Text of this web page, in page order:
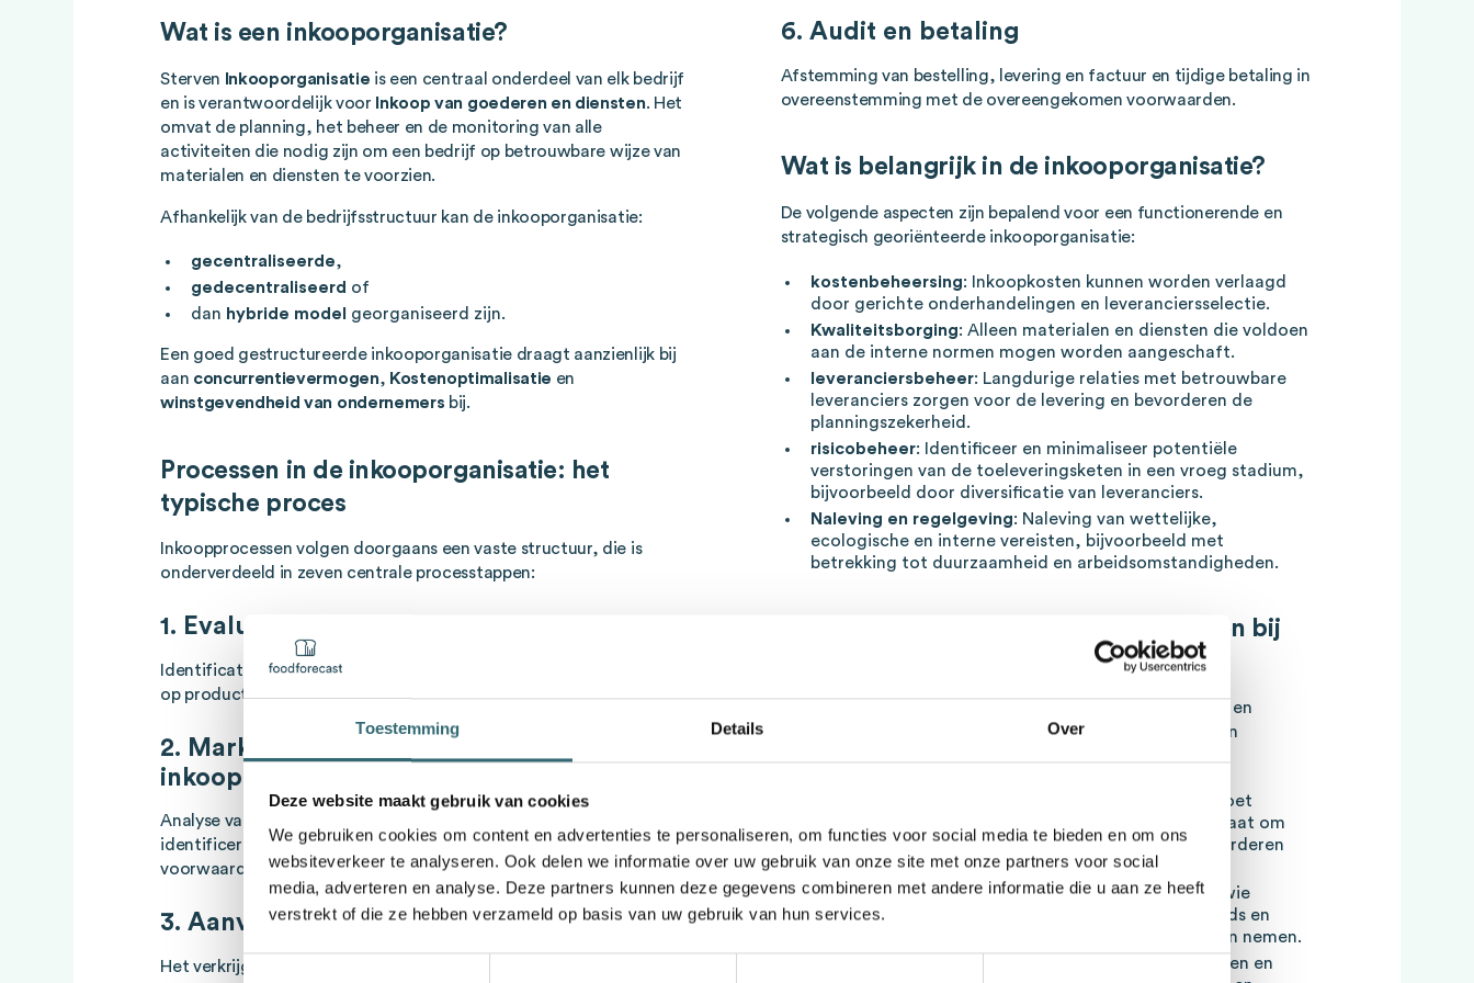
Toestemming Details Over
Deze website maakt gebruik van cookies
We gebruiken cookies om content en advertenties te personaliseren, om functies voor social media te bieden en om ons
websiteverkeer te analyseren. Ook delen we informatie over uw gebruik van onze site met onze partners voor social
media, adverteren en analyse. Deze partners kunnen deze gegevens combineren met andere informatie die u aan ze heeft
verstrekt of die ze hebben verzameld op basis van uw gebruik van hun services.
Toestemmingsselectie
Wat is een inkooporganisatie?
Sterven Inkooporganisatie is een centraal onderdeel van elk bedrijf
en is verantwoordelijk voor Inkoop van goederen en diensten. Het
omvat de planning, het beheer en de monitoring van alle
activiteiten die nodig zijn om een bedrijf op betrouwbare wijze van
materialen en diensten te voorzien.
Afhankelijk van de bedrijfsstructuur kan de inkooporganisatie:
gecentraliseerde,
gedecentraliseerd of
dan hybride model georganiseerd zijn.
Een goed gestructureerde inkooporganisatie draagt aanzienlijk bij
aan concurrentievermogen, Kostenoptimalisatie en
winstgevendheid van ondernemers bij.
Processen in de inkooporganisatie: het
typische proces
Inkoopprocessen volgen doorgaans een vaste structuur, die is
onderverdeeld in zeven centrale processtappen:
1. Evaluatie van de behoeften
Identificatie van materiaal- of servicevereisten — vaak gebaseerd
op productieplannen, inventarissen en marktvoorspellingen.
2. Marktonderzoek op het gebied van
inkoop
Analyse van relevante markten om geschikte leveranciers te
identificeren en prijsniveaus, kwaliteit, betrouwbaarheid en
voorwaarden te evalueren.
3. Aanvraag en aanvraag voor een offerte
Het verkrijgen van aanbiedingen, het onderhandelen over prijzen en
6. Audit en betaling
Afstemming van bestelling, levering en factuur en tijdige betaling in
overeenstemming met de overeengekomen voorwaarden.
Wat is belangrijk in de inkooporganisatie?
De volgende aspecten zijn bepalend voor een functionerende en
strategisch georiënteerde inkooporganisatie:
kostenbeheersing: Inkoopkosten kunnen worden verlaagd
door gerichte onderhandelingen en leveranciersselectie.
Kwaliteitsborging: Alleen materialen en diensten die voldoen
aan de interne normen mogen worden aangeschaft.
leveranciersbeheer: Langdurige relaties met betrouwbare
leveranciers zorgen voor de levering en bevorderen de
planningszekerheid.
risicobeheer: Identificeer en minimaliseer potentiële
verstoringen van de toeleveringsketen in een vroeg stadium,
bijvoorbeeld door diversificatie van leveranciers.
Naleving en regelgeving: Naleving van wettelijke,
ecologische en interne vereisten, bijvoorbeeld met
betrekking tot duurzaamheid en arbeidsomstandigheden.
Succesfactoren: Waar moet je op letten bij
Een moderne inkooporganisatie moet strategisch denken en
operationeel efficiënt handelen. De volgende factoren zijn
: Inkoop moet
bijdragen aan de algemene strategie — of het nu gaat om
het verlagen van kosten, duurzaamheid of het bevorderen
van innovatie.
Marktkennis en analytische vaardigheden: Alleen wie
bekend is met prijsontwikkelingen, leverancierstrends en
wereldwijde invloeden kan gefundeerde beslissingen nemen.
: Duidelijke processen en